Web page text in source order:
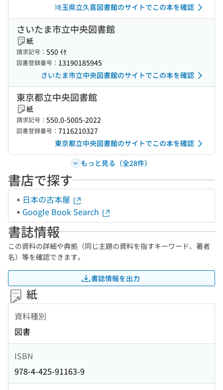
埼玉県立久喜図書館のサイトでこの本を確認
さいたま市立中央図書館
紙
請求記号： 550 ｲｹ
図書登録番号： 13190185945
さいたま市立中央図書館のサイトでこの本を確認
東京都立中央図書館
紙
請求記号： 550.0-5005-2022
図書登録番号： 7116210327
東京都立中央図書館のサイトでこの本を確認
もっと見る（全28件）
書店で探す
日本の古本屋
Google Book Search
書誌情報
この資料の詳細や典拠（同じ主題の資料を指すキーワード、著者
名）等を確認できます。
書誌情報を出力
紙
資料種別
図書
ISBN
978-4-425-91163-9